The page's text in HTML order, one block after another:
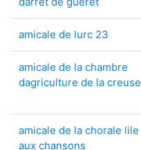
amicale de lurc 23
amicale de la chambre
dagriculture de la creuse
amicale de la chorale lile
aux chansons